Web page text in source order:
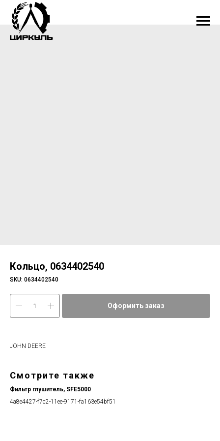
Кольцо, 0634402540
SKU: 0634402540
Оформить заказ
JOHN DEERE
Смотрите также
Фильтр глушитель, SFE5000
4a8e4427-f7c2-11ee-9171-fa163e54bf51